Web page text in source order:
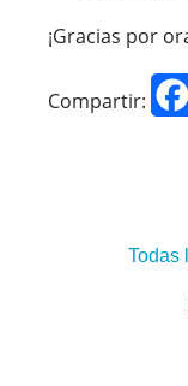
¡Gracias por
Compartir:
Todas